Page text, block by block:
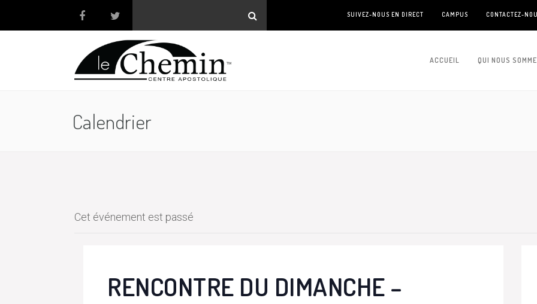
SUIVEZ-NOUS EN DIRECT CAMPUS CONTACTEZ-
ACCUEIL QUI NOUS
Calendrier
Cet événement est passé
RENCONTRE DU DIMANCHE –